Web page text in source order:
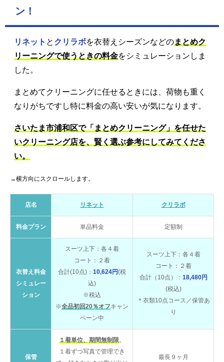
ン！
リネット と クリラボを衣替えシーズンなどのまとめク
リーニングで使うときの料金をシミュレーションしま
した。
まとめてクリーニングに任せるときには、荷物も重く
なりがちですし特に料金の高い安いが気になります。
さいたま市浦和区で「まとめクリーニング」を任せた
いクリーニング店を、賢く選ぶ参考にしてみてくださ
い。
→横方向にスクロールします。
店名 リネット クリラボ
料金プラン 単品料金 定額制
衣替え料金
シミュレー
ション
スーツ上下：各４着
コート：２着
合計(10点)： 10,624円(税
込)
※税込
※全品初回20％オフキャン
ペーン中
スーツ上下：各４着
コート：２着
合計（10点）： 18,480円
(税込)
＊衣類10点コース／保管あ
り
保管
１着単位、期間無制限。
１着ずつ写真で管理でき
最長９ヶ月